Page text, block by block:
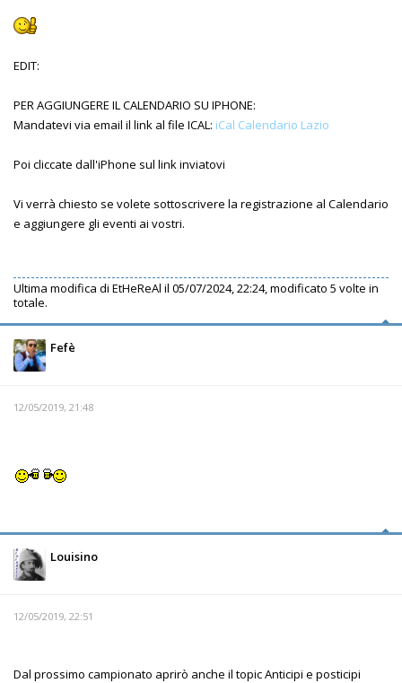
EDIT:
PER AGGIUNGERE IL CALENDARIO SU IPHONE:
Mandatevi via email il link al file ICAL: iCal Calendario Lazio
Poi cliccate dall'iPhone sul link inviatovi
Vi verrà chiesto se volete sottoscrivere la registrazione al Calendario
e aggiungere gli eventi ai vostri.
Ultima modifica di EtHeReAl il 05/07/2024, 22:24, modificato 5 volte in
totale.
Fefè
12/05/2019, 21:48
Louisino
12/05/2019, 22:51
Dal prossimo campionato aprirò anche il topic Anticipi e posticipi